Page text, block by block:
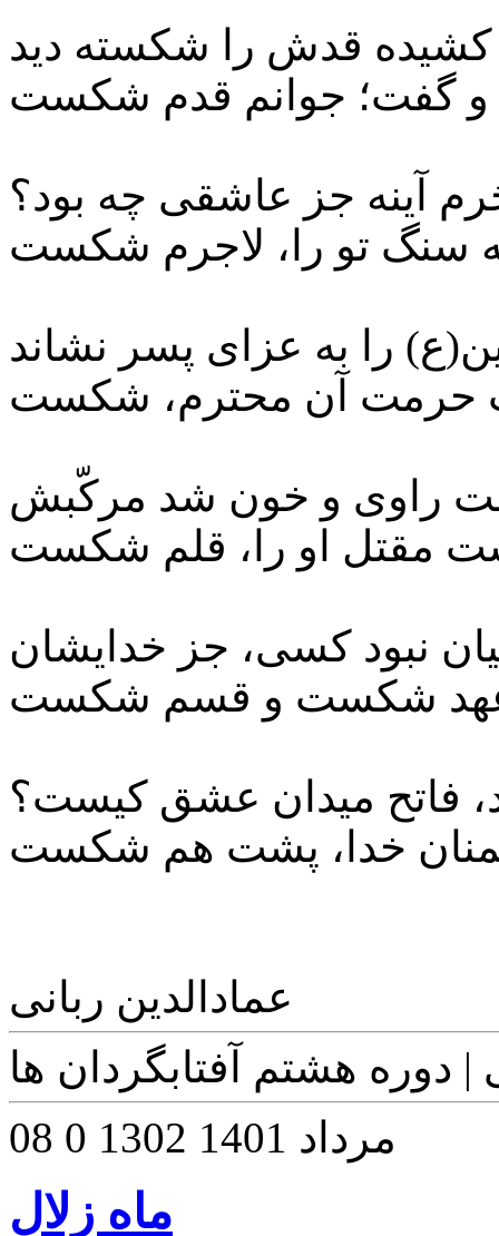
کشیده قدش را شکسته دید
و گفت؛ جوانم قدم شکست
آینه جز عاشقی چه‌ بود؟
سنگ تو را، لاجرم شکست
را به عزای پسر نشاند
حرمت آن محترم، شکست
راوی و خون شد مرکّبش
مقتل او را، قلم شکست
نبود کسی، جز خدایشان
شکست و قسم شکست
فاتح میدان عشق کیست؟
خدا، پشت هم شکست
عمادالدین ربانی
| دوره هشتم آفتابگردان ها
08 مرداد 1401
1302
0
ماه زلال